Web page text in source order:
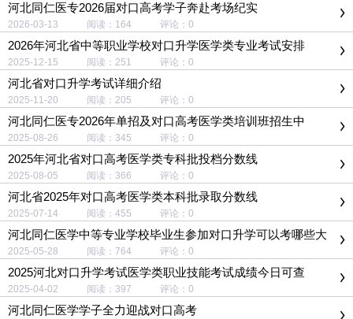
河北同仁医专2026届对口高考学子奔赴考场纪实
2026-03-13 阅读：164 评论：0
2026年河北省中等职业学校对口升学医学类专业考试安排
2025-12-15 阅读：251 评论：0
河北省对口升学考试详细介绍
2025-11-20 阅读：205 评论：0
河北同仁医专2026年单招及对口高考医学类培训班招生中
2025-08-26 阅读：345 评论：0
2025年河北省对口高考医学类专科批投档分数线
2025-08-05 阅读：366 评论：0
河北省2025年对口高考医学类本科批录取分数线
2025-07-14 阅读：455 评论：0
河北同仁医学中等专业学校毕业生参加对口升学可以考哪些大
学？
2025-05-28 阅读：764 评论：0
2025河北对口升学考试医学类职业技能考试成绩今日可查
2025-04-02 阅读：397 评论：0
河北同仁医学学子全力迎战对口高考